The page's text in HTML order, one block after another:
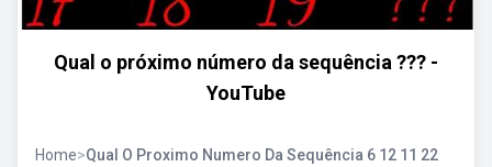
Qual o próximo número da sequência ??? -
YouTube
Home>Qual O Proximo Numero Da Sequência 6 12 11 22